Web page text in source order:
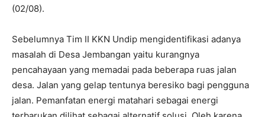
(02/08).
Sebelumnya Tim II KKN Undip mengidentifikasi adanya
masalah di Desa Jembangan yaitu kurangnya
pencahayaan yang memadai pada beberapa ruas jalan
desa. Jalan yang gelap tentunya beresiko bagi pengguna
jalan. Pemanfatan energi matahari sebagai energi